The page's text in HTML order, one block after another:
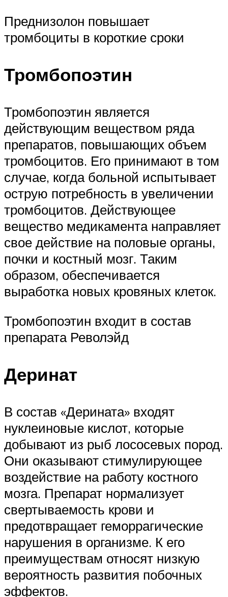
Преднизолон повышает
тромбоциты в короткие сроки
Тромбопоэтин
Тромбопоэтин является
действующим веществом ряда
препаратов, повышающих объем
тромбоцитов. Его принимают в том
случае, когда больной испытывает
острую потребность в увеличении
тромбоцитов. Действующее
вещество медикамента направляет
свое действие на половые органы,
почки и костный мозг. Таким
образом, обеспечивается
выработка новых кровяных клеток.
Тромбопоэтин входит в состав
препарата Револэйд
Деринат
В состав «Дерината» входят
нуклеиновые кислот, которые
добывают из рыб лососевых пород.
Они оказывают стимулирующее
воздействие на работу костного
мозга. Препарат нормализует
свертываемость крови и
предотвращает геморрагические
нарушения в организме. К его
преимуществам относят низкую
вероятность развития побочных
эффектов.